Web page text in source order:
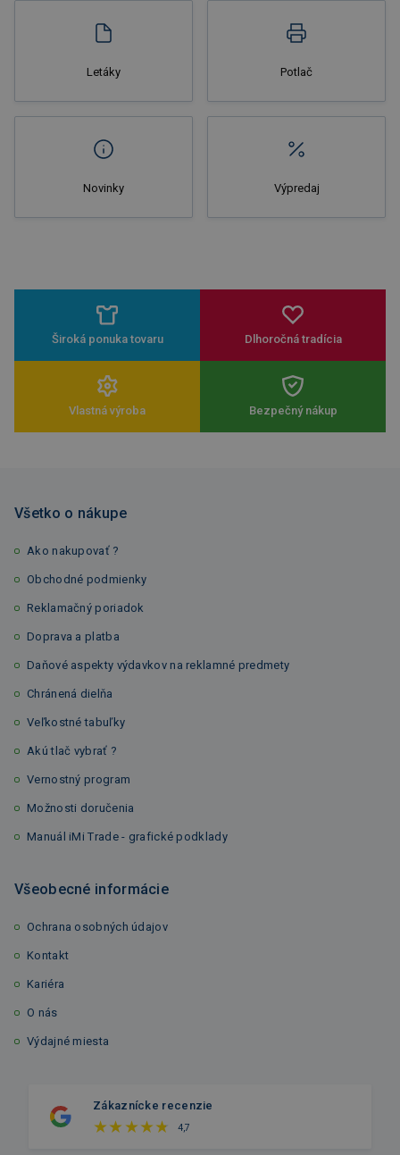
Letáky Potlač
Novinky Výpredaj
Široká ponuka tovaru Dlhoročná tradícia
Vlastná výroba Bezpečný nákup
Všetko o nákupe
Ako nakupovať ?
Obchodné podmienky
Reklamačný poriadok
Doprava a platba
Daňové aspekty výdavkov na reklamné predmety
Chránená dielňa
Veľkostné tabuľky
Akú tlač vybrať ?
Vernostný program
Možnosti doručenia
Manuál iMi Trade - grafické podklady
Všeobecné informácie
Ochrana osobných údajov
Kontakt
Kariéra
O nás
Výdajné miesta
Zákaznícke recenzie
4,7